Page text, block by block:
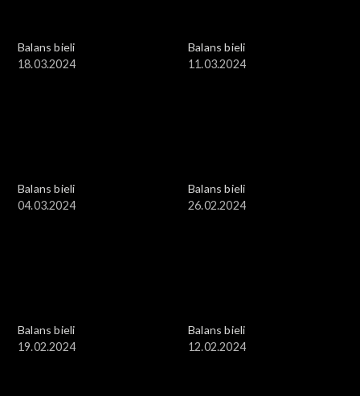
Balans bieli
18.03.2024
Balans bieli
11.03.2024
Balans bieli
04.03.2024
Balans bieli
26.02.2024
Balans bieli
19.02.2024
Balans bieli
12.02.2024